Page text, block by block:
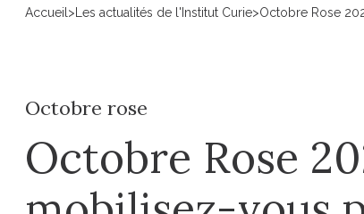
Accueil > Les actualités de l'Institut Curie>Octobre Rose
Octobre rose
Octobre Rose